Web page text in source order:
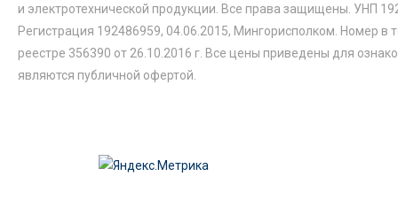
и электротехнической продукции. Все права защищены. УНП
Регистрация 192486959, 04.06.2015, Мингорисполком. Номер в
реестре 356390 от 26.10.2016 г. Все цены приведены для
являются публичной офертой.